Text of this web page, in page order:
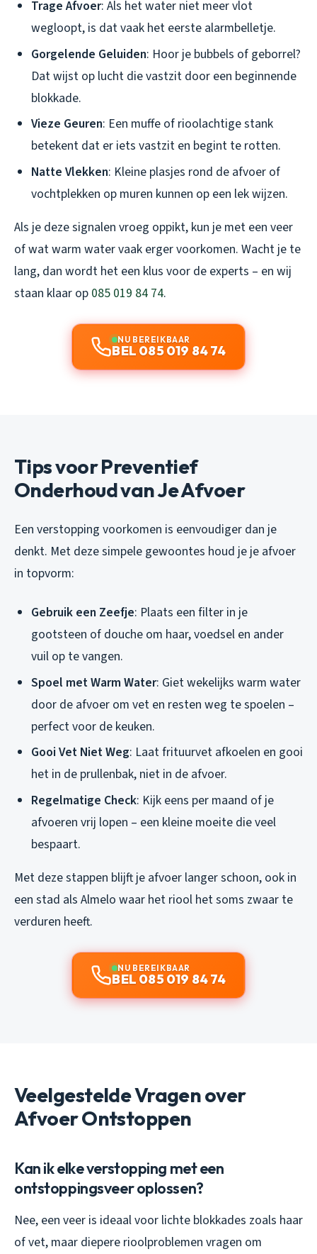
Trage Afvoer: Als het water niet meer vlot
wegloopt, is dat vaak het eerste alarmbelletje.
Gorgelende Geluiden: Hoor je bubbels of geborrel?
Dat wijst op lucht die vastzit door een beginnende
blokkade.
Vieze Geuren: Een muffe of rioolachtige stank
betekent dat er iets vastzit en begint te rotten.
Natte Vlekken: Kleine plasjes rond de afvoer of
vochtplekken op muren kunnen op een lek wijzen.
Als je deze signalen vroeg oppikt, kun je met een veer
of wat warm water vaak erger voorkomen. Wacht je te
lang, dan wordt het een klus voor de experts – en wij
staan klaar op 085 019 84 74.
NU BEREIKBAAR
BEL 085 019 84 74
Tips voor Preventief
Onderhoud van Je Afvoer
Een verstopping voorkomen is eenvoudiger dan je
denkt. Met deze simpele gewoontes houd je je afvoer
in topvorm:
Gebruik een Zeefje: Plaats een filter in je
gootsteen of douche om haar, voedsel en ander
vuil op te vangen.
Spoel met Warm Water: Giet wekelijks warm water
door de afvoer om vet en resten weg te spoelen –
perfect voor de keuken.
Gooi Vet Niet Weg: Laat frituurvet afkoelen en gooi
het in de prullenbak, niet in de afvoer.
Regelmatige Check: Kijk eens per maand of je
afvoeren vrij lopen – een kleine moeite die veel
bespaart.
Met deze stappen blijft je afvoer langer schoon, ook in
een stad als Almelo waar het riool het soms zwaar te
verduren heeft.
NU BEREIKBAAR
BEL 085 019 84 74
Veelgestelde Vragen over
Afvoer Ontstoppen
Kan ik elke verstopping met een
ontstoppingsveer oplossen?
Nee, een veer is ideaal voor lichte blokkades zoals haar
of vet, maar diepere rioolproblemen vragen om